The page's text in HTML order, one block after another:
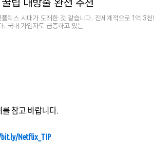
릭스 시대가 도래한 것 같습니다. 전세계적으로 1억 3
. 국내 가입자도 급증하고 있는
참고 바랍니다.
Netflix_TIP